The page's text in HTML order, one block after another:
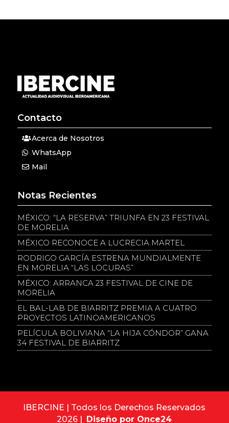
Contacto
Acerca de Nosotros
WhatsApp
Mail
Notas Recientes
MÉXICO: “LA RESERVA” TRIUNFA EN 23 FESTIVAL
DE MORELIA
MÉXICO RECONOCE A LUCRECIA MARTEL
RODRIGO GARCÍA ESTRENA MUNDIALMENTE
EN MORELIA “LAS LOCURAS”
MÉXICO: ARRANCA 23 FESTIVAL DE CINE DE
MORELIA
EL BAL-LAB DE BIARRITZ PREMIA A CUATRO
PROYECTOS LATINOAMERICANOS
PELÍCULA BOLIVIANA “LA HIJA CÓNDOR” GANA
34 FESTIVAL DE BIARRITZ
IBERCINE | Todos los Derechos Reservados
2026 | Diseño por Once24